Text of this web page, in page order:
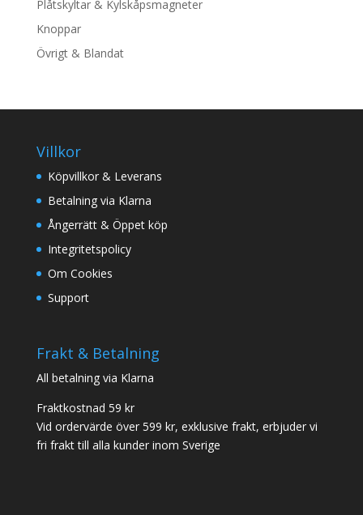
Plåtskyltar & Kylskåpsmagneter
Knoppar
Övrigt & Blandat
Villkor
Köpvillkor & Leverans
Betalning via Klarna
Ångerrätt & Öppet köp
Integritetspolicy
Om Cookies
Support
Frakt & Betalning
All betalning via Klarna
Fraktkostnad 59 kr
Vid ordervärde över 599 kr, exklusive frakt, erbjuder vi
fri frakt till alla kunder inom Sverige